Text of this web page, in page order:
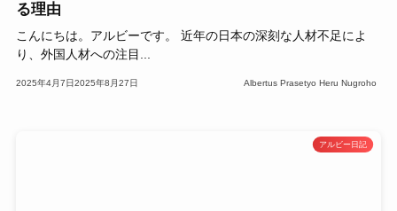
る理由
こんにちは。アルビーです。 近年の日本の深刻な人材不足によ
り、外国人材への注目...
2025年4月7日2025年8月27日 Albertus Prasetyo Heru Nugroho
アルビー日記